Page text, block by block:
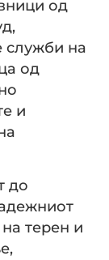
од
служби на
од
и
до
терен и